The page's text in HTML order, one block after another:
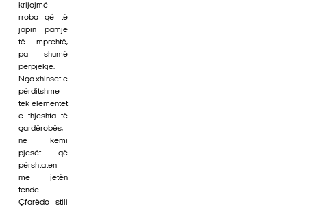
krijojmë
rroba që të
japin pamje
të mprehtë,
pa shumë
përpjekje.
Nga xhinset e
përditshme
tek elementet
e thjeshta të
gardërobës,
ne kemi
pjesët që
përshtaten
me jetën
tënde.
Çfarëdo stili